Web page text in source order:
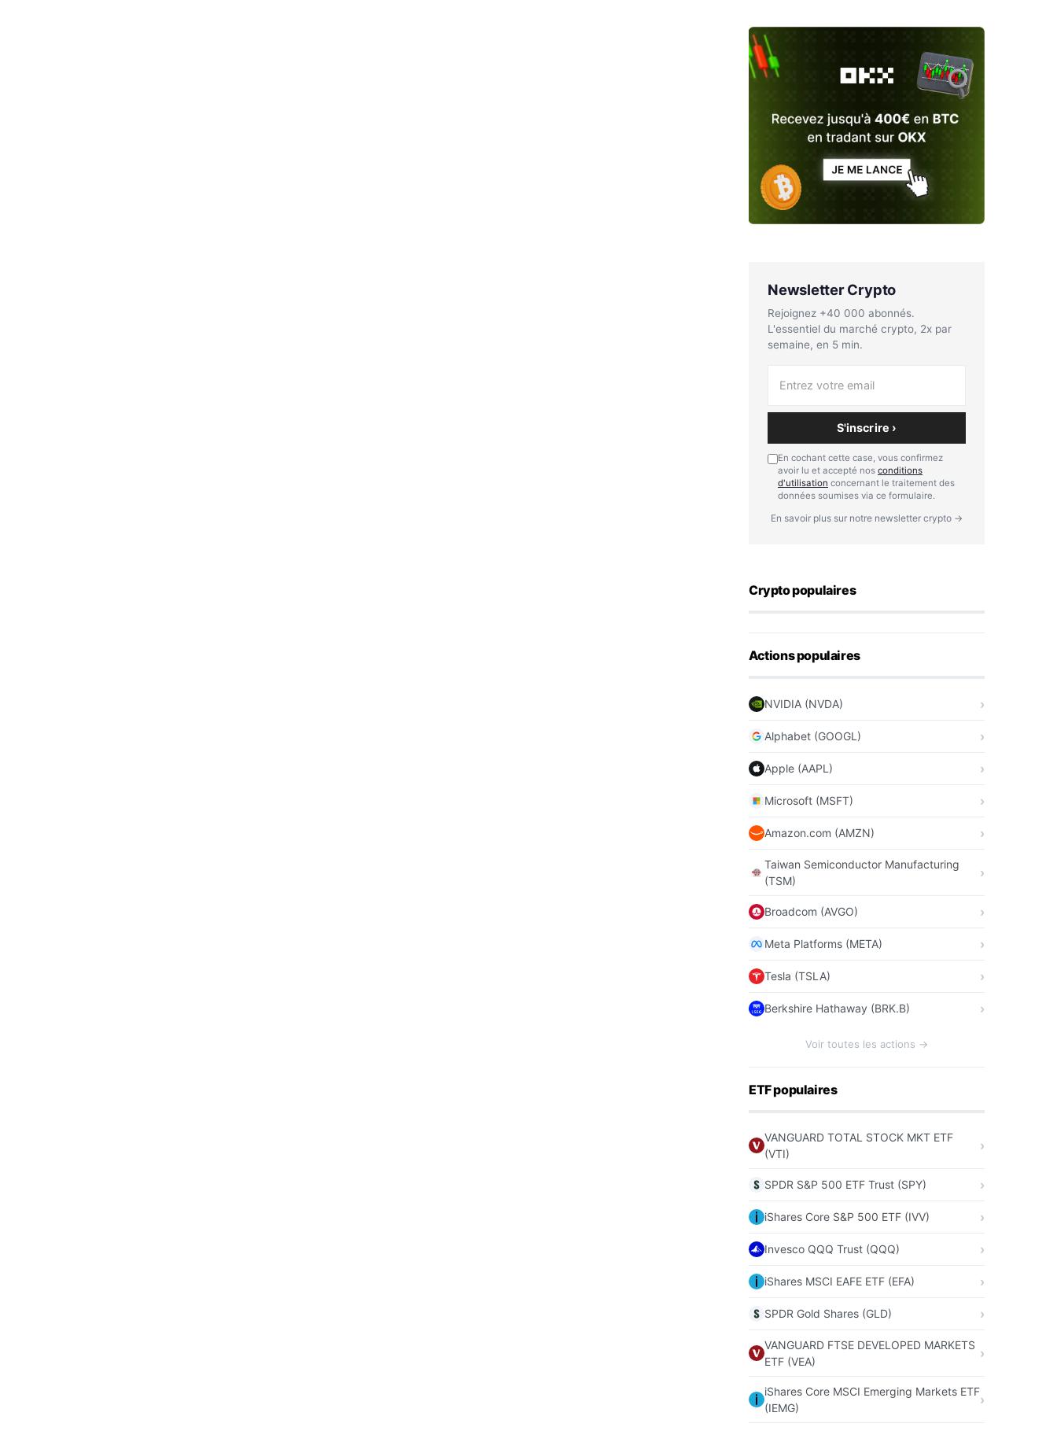
Newsletter Crypto
Rejoignez +40 000 abonnés.
L'essentiel du marché crypto, 2x par
semaine, en 5 min.
S'inscrire ›
En cochant cette case, vous confirmez
avoir lu et accepté nos conditions
d'utilisation concernant le traitement des
données soumises via ce formulaire.
En savoir plus sur notre newsletter crypto →
Crypto populaires
Actions populaires
NVIDIA (NVDA)
Alphabet (GOOGL)
Apple (AAPL)
Microsoft (MSFT)
Amazon.com (AMZN)
Taiwan Semiconductor Manufacturing
(TSM)
Broadcom (AVGO)
Meta Platforms (META)
Tesla (TSLA)
Berkshire Hathaway (BRK.B)
Voir toutes les actions →
ETF populaires
VANGUARD TOTAL STOCK MKT ETF
(VTI)
SPDR S&P 500 ETF Trust (SPY)
iShares Core S&P 500 ETF (IVV)
Invesco QQQ Trust (QQQ)
iShares MSCI EAFE ETF (EFA)
SPDR Gold Shares (GLD)
VANGUARD FTSE DEVELOPED MARKETS
ETF (VEA)
iShares Core MSCI Emerging Markets ETF
(IEMG)